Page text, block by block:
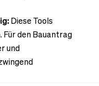
Diese Tools
den Bauantrag
und